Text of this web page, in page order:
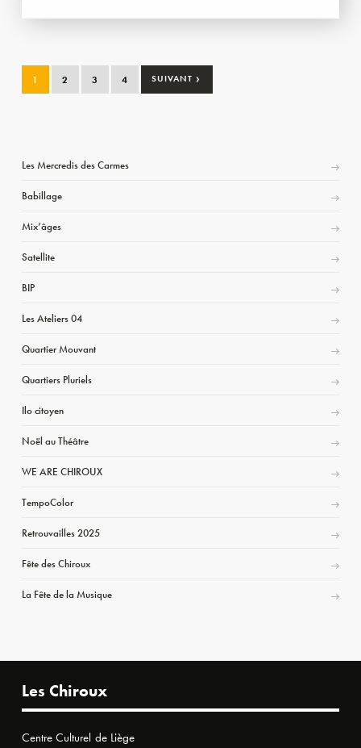
1 2 3 4 SUIVANT ›
Les Mercredis des Carmes
Babillage
Mix’âges
Satellite
BIP
Les Ateliers 04
Quartier Mouvant
Quartiers Pluriels
Ilo citoyen
Noël au Théâtre
WE ARE CHIROUX
TempoColor
Retrouvailles 2025
Fête des Chiroux
La Fête de la Musique
Les Chiroux
Centre Culturel de Liège